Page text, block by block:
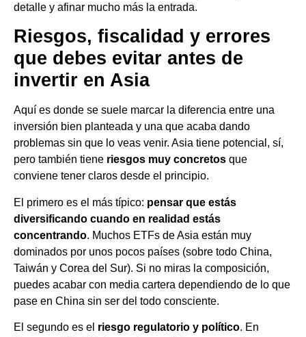
detalle y afinar mucho más la entrada.
Riesgos, fiscalidad y errores
que debes evitar antes de
invertir en Asia
Aquí es donde se suele marcar la diferencia entre una
inversión bien planteada y una que acaba dando
problemas sin que lo veas venir. Asia tiene potencial, sí,
pero también tiene riesgos muy concretos que
conviene tener claros desde el principio.
El primero es el más típico: pensar que estás
diversificando cuando en realidad estás
concentrando. Muchos ETFs de Asia están muy
dominados por unos pocos países (sobre todo China,
Taiwán y Corea del Sur). Si no miras la composición,
puedes acabar con media cartera dependiendo de lo que
pase en China sin ser del todo consciente.
El segundo es el riesgo regulatorio y político. En